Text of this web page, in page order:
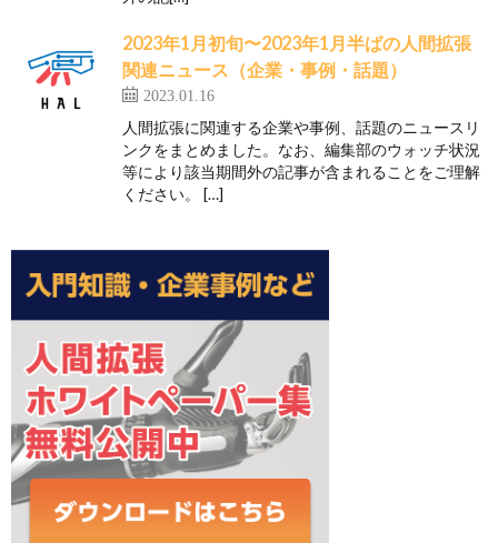
2023年1月初旬〜2023年1月半ばの人間拡張
関連ニュース（企業・事例・話題）
2023.01.16
人間拡張に関連する企業や事例、話題のニュースリ
ンクをまとめました。なお、編集部のウォッチ状況
等により該当期間外の記事が含まれることをご理解
ください。 […]